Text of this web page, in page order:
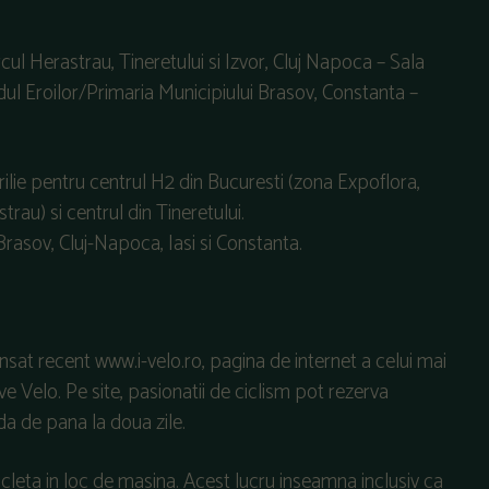
Herastrau, Tineretului si Izvor, Cluj Napoca – Sala
Eroilor/Primaria Municipiului Brasov, Constanta –
pentru centrul H2 din Bucuresti (zona Expoflora,
si centrul din Tineretului.
Cluj-Napoca, Iasi si Constanta.
recent www.i-velo.ro, pagina de internet a celui mai
Velo. Pe site, pasionatii de ciclism pot rezerva
de pana la doua zile.